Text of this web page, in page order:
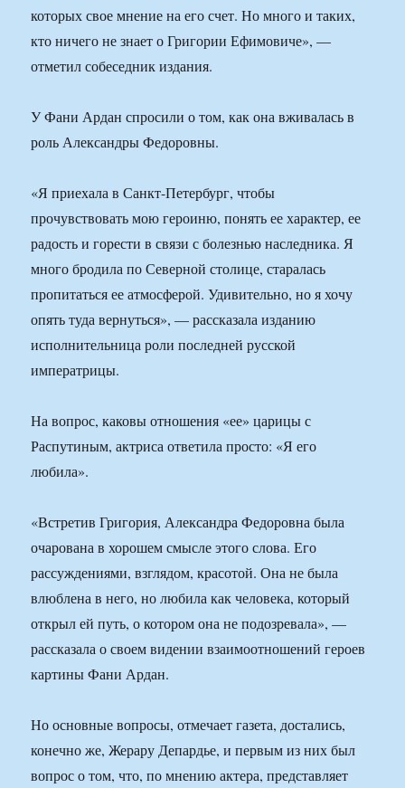
которых свое мнение на его счет. Но много и таких,
кто ничего не знает о Григории Ефимовиче», —
отметил собеседник издания.
У Фани Ардан спросили о том, как она вживалась в
роль Александры Федоровны.
«Я приехала в Санкт-Петербург, чтобы
прочувствовать мою героиню, понять ее характер, ее
радость и горести в связи с болезнью наследника. Я
много бродила по Северной столице, старалась
пропитаться ее атмосферой. Удивительно, но я хочу
опять туда вернуться», — рассказала изданию
исполнительница роли последней русской
императрицы.
На вопрос, каковы отношения «ее» царицы с
Распутиным, актриса ответила просто: «Я его
любила».
«Встретив Григория, Александра Федоровна была
очарована в хорошем смысле этого слова. Его
рассуждениями, взглядом, красотой. Она не была
влюблена в него, но любила как человека, который
открыл ей путь, о котором она не подозревала», —
рассказала о своем видении взаимоотношений героев
картины Фани Ардан.
Но основные вопросы, отмечает газета, достались,
конечно же, Жерару Депардье, и первым из них был
вопрос о том, что, по мнению актера, представляет